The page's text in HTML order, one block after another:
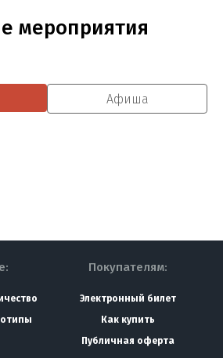
мероприятия
Афиша
Покупателям:
Электронный билет
Как купить
Публичная оферта